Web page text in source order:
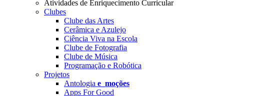
Atividades de Enriquecimento Curricular
Clubes
Clube das Artes
Cerâmica e Azulejo
Ciência Viva na Escola
Clube de Fotografia
Clube de Música
Programação e Robótica
Projetos
Antologia e_moções
Apps For Good